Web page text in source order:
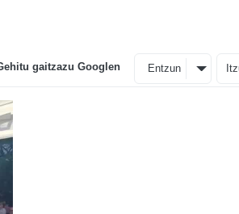
gaitzazu Googlen Entzun